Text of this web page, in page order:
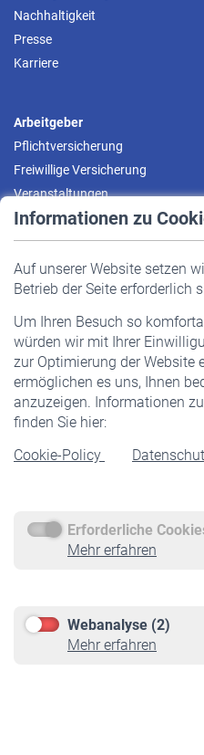
Informationen zu
Auf unserer Website setzen
Betrieb der Seite erforderlich
Um Ihren Besuch so
würden wir mit Ihrer
zur Optimierung der Website
ermöglichen es uns, Ihnen
anzuzeigen. Informationen
finden Sie hier:
Cookie-Policy
Erforderliche
Mehr erfahren
Webanalyse (2)
Mehr erfahren
Nachhaltigkeit
Presse
Karriere
Arbeitgeber
Pflichtversicherung
Freiwillige Versicherung
Veranstaltungen
Pflichtversicherung
Staatliche Förderung
Veranstaltungen
Rentner
Rentenbeginn
Rente beantragen
Service
Informationen
Online-Rechner
VBLnewsletter